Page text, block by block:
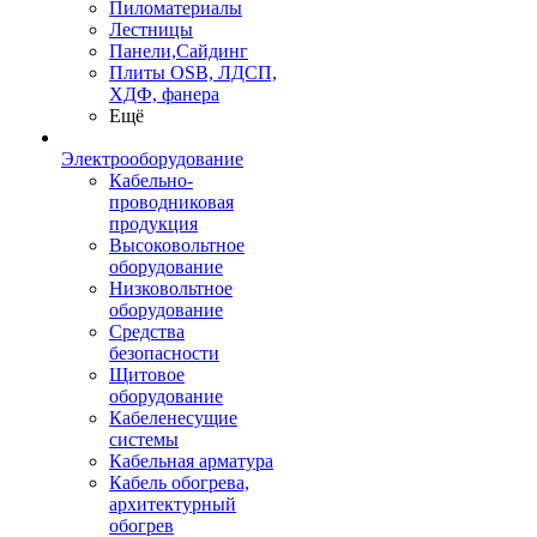
Пиломатериалы
Лестницы
Панели,Сайдинг
Плиты OSB, ЛДСП,
ХДФ, фанера
Ещё
Электрооборудование
Кабельно-
проводниковая
продукция
Высоковольтное
оборудование
Низковольтное
оборудование
Средства
безопасности
Щитовое
оборудование
Кабеленесущие
системы
Кабельная арматура
Кабель обогрева,
архитектурный
обогрев